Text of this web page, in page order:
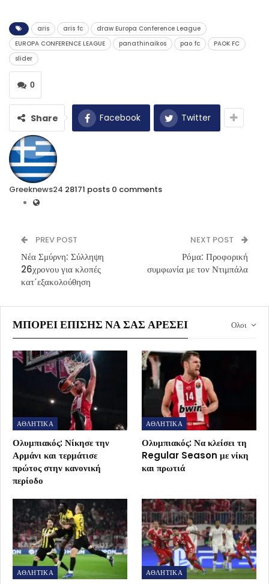
aris aris fc
draw Europa Conference League
EUROPA CONFERENCE LEAGUE
panathinaikos pao fc
PAOK FC
slider
0
Share Facebook Twitter
Greeknews24 28171 posts 0 comments
PREV POST
Νέα Σμύρνη: Σύλληψη
26χρονου για κλοπές
κατ΄εξακολούθηση
NEXT POST
Ρόμα: Προφορική
συμφωνία με τον Ντιμπάλα
Ολοι
ΜΠΟΡΕΊ ΕΠΊΣΗΣ ΝΑ ΣΑΣ ΑΡΈΣΕΙ
ΑΘΛΗΤΙΚΑ
Ολυμπιακός: Νίκησε την
Αρμάνι και τερμάτισε
πρώτος στην κανονική
περίοδο
ΑΘΛΗΤΙΚΑ
Ολυμπιακός: Να κλείσει τη
Regular Season με νίκη
και πρωτιά
ΑΘΛΗΤΙΚΑ ΑΘΛΗΤΙΚΑ